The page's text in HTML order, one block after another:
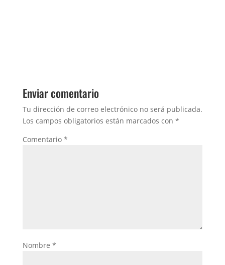
Enviar comentario
Tu dirección de correo electrónico no será publicada.
Los campos obligatorios están marcados con *
Comentario *
Nombre *